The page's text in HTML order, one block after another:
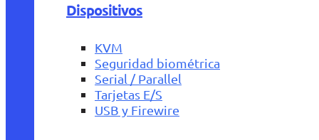
Dispositivos
KVM
Seguridad biométrica
Serial / Parallel
Tarjetas E/S
USB y Firewire